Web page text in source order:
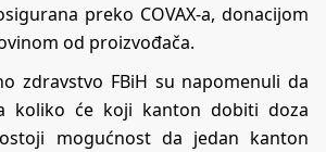
preko COVAX-a, donacijom
od proizvođača.
zdravstvo FBiH su napomenuli da
koliko će koji kanton dobiti doza
mogućnost da jedan kanton